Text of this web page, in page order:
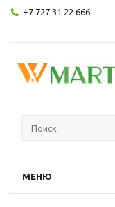
+7 727 31 22 666
МЕНЮ